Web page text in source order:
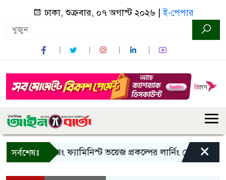
ঢাকা, শুক্রবার, ০৭ অগাস্ট ২০২৬ |ই-পেপার
সর্বশেষঃইয়ং ফ্যামিনিস্ট ভয়েজ প্রকল্পের লার্নিং শেয়ারিং×